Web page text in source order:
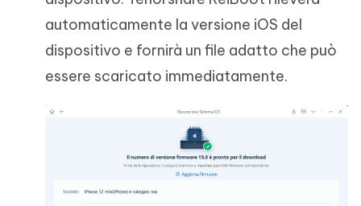
automaticamente la versione iOS del
dispositivo e fornirà un file adatto che può
essere scaricato immediatamente.